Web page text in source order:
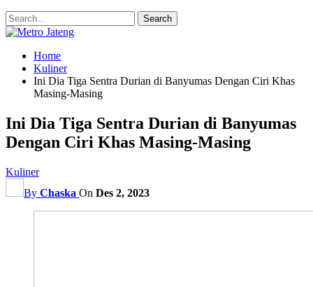
Home
Kuliner
Ini Dia Tiga Sentra Durian di Banyumas Dengan Ciri Khas
Masing-Masing
Ini Dia Tiga Sentra Durian di Banyumas
Dengan Ciri Khas Masing-Masing
Kuliner
By Chaska On Des 2, 2023